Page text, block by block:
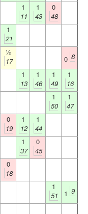
1
11
1
43
0
48
1
21
½
17
0 8
1
13
1
46
1
49
1
16
1
50
1
47
0
19
1
12
1
44
1
37
0
45
0
18
1
51
1 9